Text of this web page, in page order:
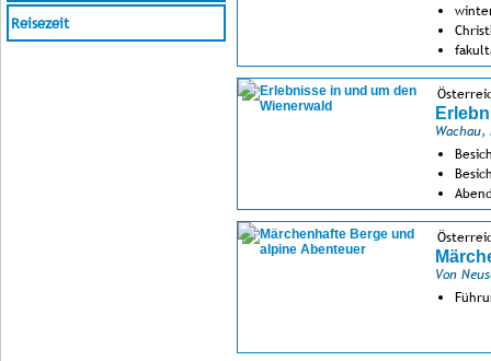
Reisezeit
Von